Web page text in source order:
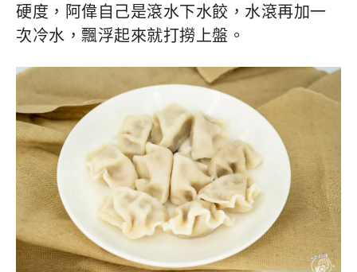
硬度，阿偉自己是滾水下水餃，水滾再加一
次冷水，飄浮起來就打撈上盤。